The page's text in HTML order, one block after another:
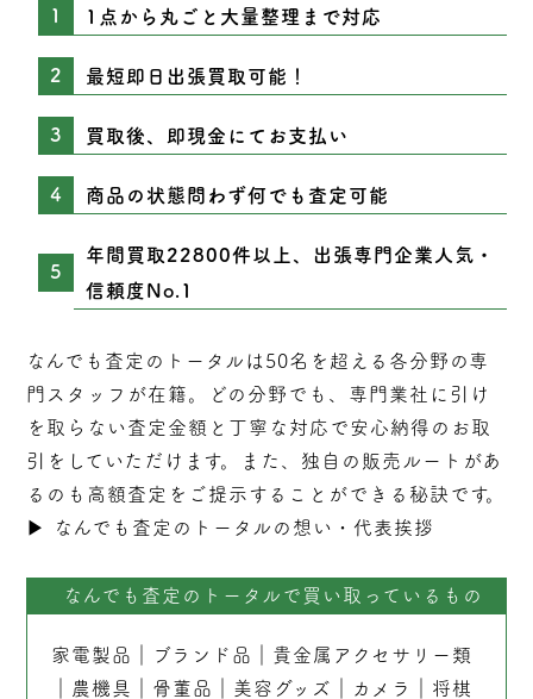
1点から丸ごと大量整理まで対応
最短即日出張買取可能！
買取後、即現金にてお支払い
商品の状態問わず何でも査定可能
年間買取22800件以上、出張専門企業人気・
信頼度No.1
なんでも査定のトータルは50名を超える各分野の専
門スタッフが在籍。どの分野でも、専門業社に引け
を取らない査定 金額と丁寧な対応で安心納得のお取
引をしていただけます。また、独自の販売ルートがあ
るのも高額査定をご提示することができる秘訣です。
▶︎
なんでも査定のトータルの想い・代表挨拶
なんでも査定のトータルで買い取っているもの
家電製品 ブランド品
貴金属アクセサリー類
農機具 骨董品 美容グッズ カメラ
将棋